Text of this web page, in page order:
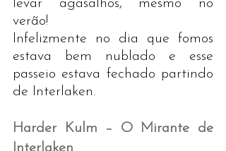
levar agasalhos, mesmo no
verão!
Infelizmente no dia que fomos
estava bem nublado e esse
passeio estava fechado partindo
de Interlaken.
Harder Kulm – O Mirante de